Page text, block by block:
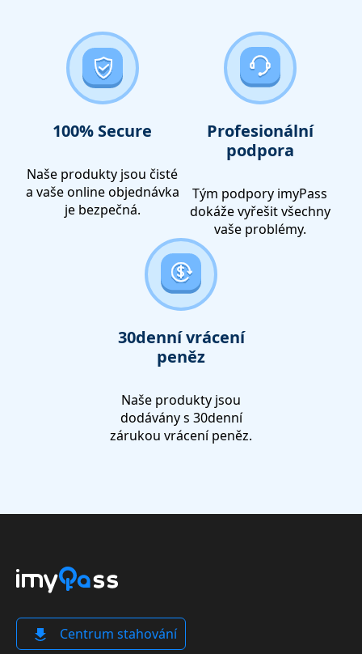
100% Secure
Naše produkty jsou čisté
a vaše online objednávka
je bezpečná.
Profesionální
podpora
Tým podpory imyPass
dokáže vyřešit všechny
vaše problémy.
30denní vrácení
peněz
Naše produkty jsou
dodávány s 30denní
zárukou vrácení peněz.
Centrum stahování